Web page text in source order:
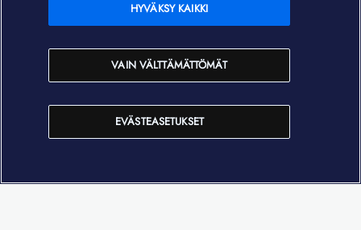
In English
EVÄSTEASETUKSET
VAIN VÄLTTÄMÄTTÖMÄT
HYVÄKSY KAIKKI